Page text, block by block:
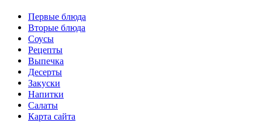
Первые блюда
Вторые блюда
Соусы
Рецепты
Выпечка
Десерты
Закуски
Напитки
Салаты
Карта сайта